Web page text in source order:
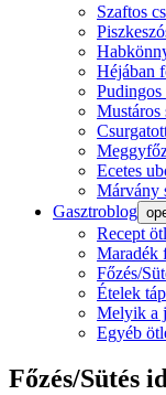
Szaftos
Héjában
Pudingos
Mustáros
Ecetes
Márvány
Gasztroblog
Recept
Maradék
Főzés/
Ételek
Melyik a
Egyéb
Főzés/Sütés